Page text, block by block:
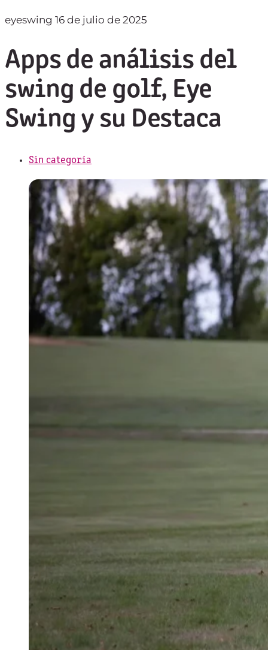
eyeswing 16 de julio de 2025
Apps de análisis del
swing de golf, Eye
Swing y su Destaca
Sin categoría